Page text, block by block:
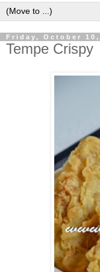
Friday, October 10,
Tempe Crispy